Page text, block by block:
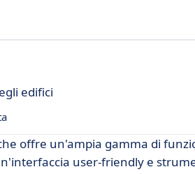
edifici
offre un'ampia gamma di
user-friendly e